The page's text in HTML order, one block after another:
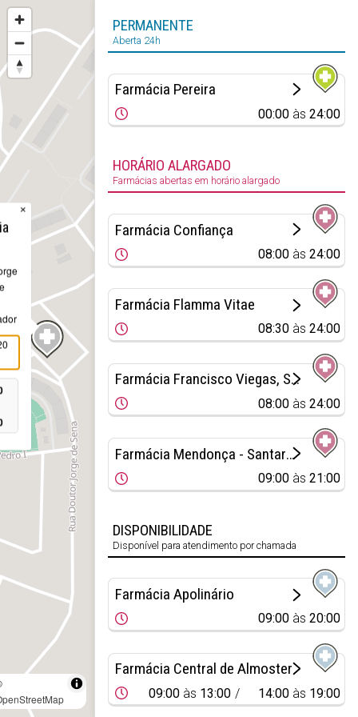
×
PERMANENTE
Aberta 24h
Farmácia Pereira
00:00 às24:00
HORÁRIO ALARGADO
Farmácias abertas em horário alargado
Farmácia Confiança
08:00 às24:00
Farmácia Flamma Vitae
08:30 às24:00
Farmácia Francisco Viegas, Sucrs.
08:00 às24:00
Farmácia Mendonça - Santarém
09:00 às21:00
DISPONIBILIDADE
Disponível para atendimento por chamada
Farmácia Apolinário
09:00 às20:00
Farmácia Central de Almoster
09:00 às 13:00 14:00 às 19:00